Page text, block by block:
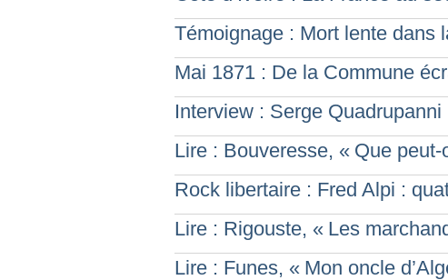
Témoignage : Mort lente dans
Mai 1871 : De la Commune
Interview : Serge Quadrupanni
Lire : Bouveresse, « Que peut-
Rock libertaire : Fred Alpi :
Lire : Rigouste, « Les
Lire : Funes, « Mon oncle